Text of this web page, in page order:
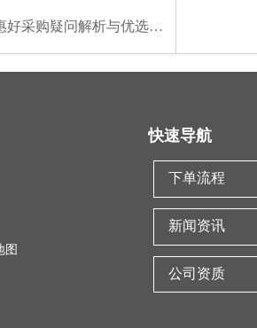
采购疑问解析与优选路径
图
快速导航
下单流程
新闻资讯
公司资质